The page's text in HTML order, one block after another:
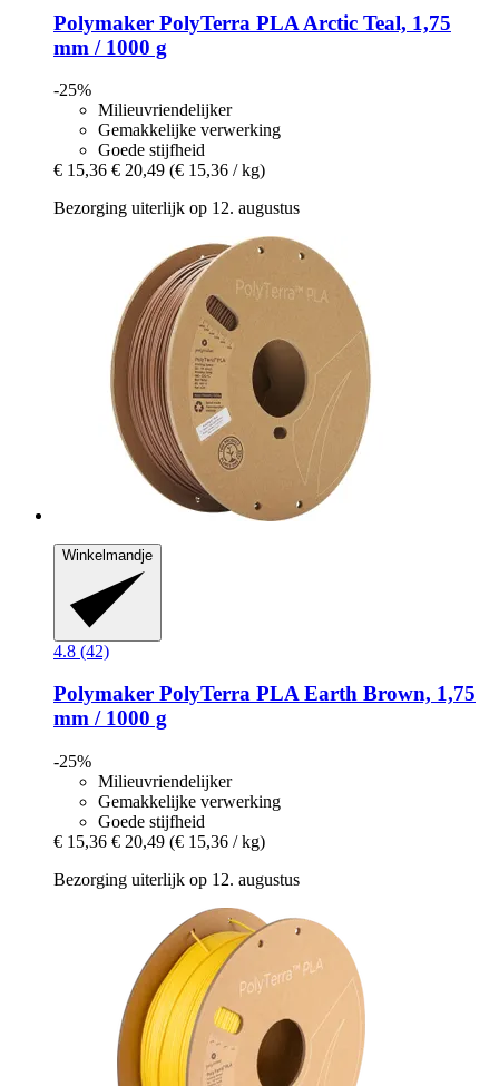
Polymaker PolyTerra PLA Arctic Teal, 1,75
mm / 1000 g
-25%
Milieuvriendelijker
Gemakkelijke verwerking
Goede stijfheid
€ 15,36 € 20,49 (€ 15,36 / kg)
Bezorging uiterlijk op 12. augustus
Winkelmandje
4.8 (42)
Polymaker PolyTerra PLA Earth Brown, 1,75
mm / 1000 g
-25%
Milieuvriendelijker
Gemakkelijke verwerking
Goede stijfheid
€ 15,36 € 20,49 (€ 15,36 / kg)
Bezorging uiterlijk op 12. augustus